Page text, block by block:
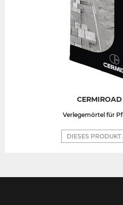
Verlegemörtel für
DIESES